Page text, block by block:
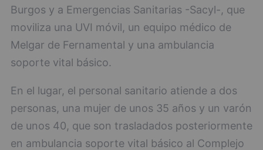
Burgos y a Emergencias Sanitarias -Sacyl-, que
moviliza una UVI móvil, un equipo médico de
Melgar de Fernamental y una ambulancia
soporte vital básico.
En el lugar, el personal sanitario atiende a dos
personas, una mujer de unos 35 años y un varón
de unos 40, que son trasladados posteriormente
en ambulancia soporte vital básico al Complejo